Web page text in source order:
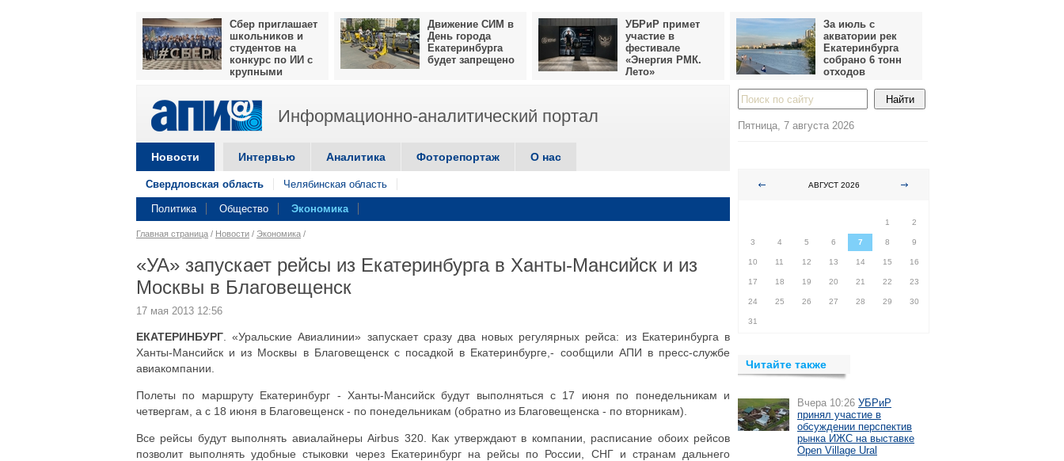
Сбер приглашает
школьников и
студентов на
конкурс по ИИ с
крупными
Движение СИМ в
День города
Екатеринбурга
будет запрещено
УБРиР примет
участие в
фестивале
«Энергия РМК.
Лето»
За июль с
акватории рек
Екатеринбурга
собрано 6 тонн
отходов
Информационно-аналитический портал
Новости Интервью Аналитика Фоторепортаж О нас
Свердловская область Челябинская область
Политика Общество Экономика
Главная страница / Новости / Экономика /
«УА» запускает рейсы из Екатеринбурга в Ханты-Мансийск и из
Москвы в Благовещенск
17 мая 2013 12:56
ЕКАТЕРИНБУРГ . «Уральские Авиалинии» запускает сразу два новых регулярных рейса: из Екатеринбурга в
Ханты-Мансийск и из Москвы в Благовещенск с посадкой в Екатеринбурге,- сообщили АПИ в пресс-службе
авиакомпании.
Полеты по маршруту Екатеринбург - Ханты-Мансийск будут выполняться с 17 июня по понедельникам и
четвергам, а с 18 июня в Благовещенск - по понедельникам (обратно из Благовещенска - по вторникам).
Все рейсы будут выполнять авиалайнеры Airbus 320. Как утверждают в компании, расписание обоих рейсов
позволит выполнять удобные стыковки через Екатеринбург на рейсы по России, СНГ и странам дальнего
Пятница, 7 августа 2026
АВГУСТ 2026
1
2
3 4 5 6 7 8 9
10 11 12 13 14 15 16
17 18 19 20 21 22 23
24 25 26 27 28 29 30
31
Читайте также
Вчера 10:26 УБРиР
принял участие в
обсуждении перспектив
рынка ИЖС на выставке
Open Village Ural